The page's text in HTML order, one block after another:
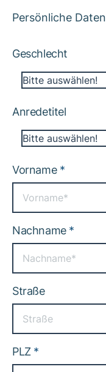
Persönliche Daten
Geschlecht
Bitte auswählen!
Anredetitel
Bitte auswählen!
Vorname *
Nachname *
Straße
PLZ *